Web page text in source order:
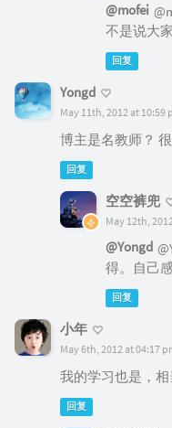
@mofei
不是说大
回复
Yongd
May 11th, 2012 at 10:59
博主是名教师？
回复
空空裤兜
May 12th,
@Yongd
得。自己
回复
小年
May 6th, 2012 at 04:17
我的学习也是，相
回复